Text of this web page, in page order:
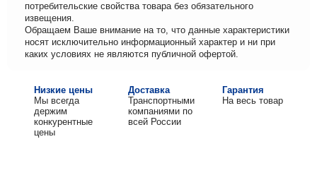
потребительские свойства товара без обязательного
извещения.
Обращаем Ваше внимание на то, что данные характеристики
носят исключительно информационный характер и ни при
каких условиях не являются публичной офертой.
Низкие цены
Мы всегда
держим
конкурентные
цены
Доставка
Транспортными
компаниями по
всей России
Гарантия
На весь товар